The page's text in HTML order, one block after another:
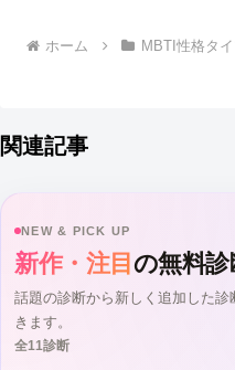
ホーム MBTI性格タイ
関連記事
NEW & PICK UP
新作・注目 の無料診
話題の診断から新しく追加した
きます。
全11診断